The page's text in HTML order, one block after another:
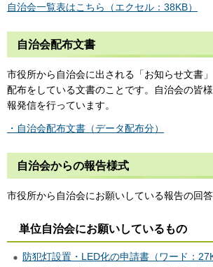
自治会一覧表はこちら（エクセル：38KB）
自治会配布文書
市役所から自治会に出される「お知らせ文書
配布をしている文書のことです。自治会の皆
報発信を行っています。
・自治会配布文書（データ配布分）
自治会からの報告様式
市役所から自治会にお願いしている報告の回答
単位自治会にお願いしているもの
防犯灯設置・LED化の申請書（ワード：